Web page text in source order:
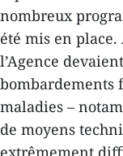
nombreux
été mis en
l’Agence
bombardements
maladies –
de moyens